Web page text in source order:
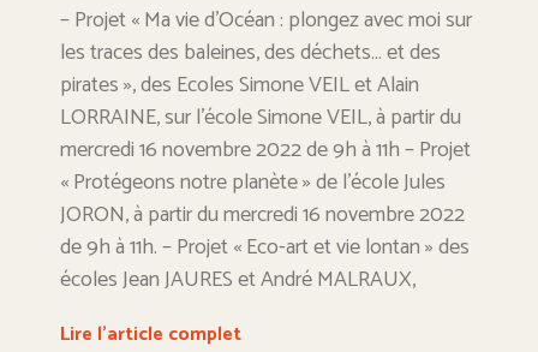
– Projet « Ma vie d’Océan : plongez avec moi sur
les traces des baleines, des déchets… et des
pirates », des Ecoles Simone VEIL et Alain
LORRAINE, sur l’école Simone VEIL, à partir du
mercredi 16 novembre 2022 de 9h à 11h – Projet
« Protégeons notre planète » de l’école Jules
JORON, à partir du mercredi 16 novembre 2022
de 9h à 11h. – Projet « Eco-art et vie lontan » des
écoles Jean JAURES et André MALRAUX,
Lire l'article complet